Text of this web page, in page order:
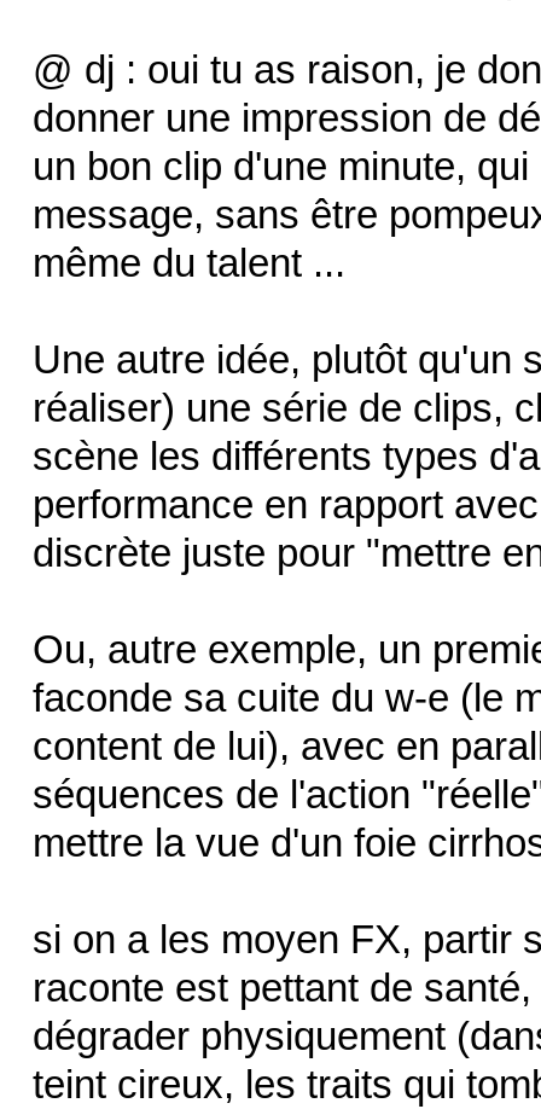
@ dj : oui tu as raison, je
donner une impression de
un bon clip d'une minute,
message, sans être
même du talent ...
Une autre idée, plutôt qu'un
réaliser) une série de clips,
scène les différents types
performance en rapport
discrète juste pour "mettre
Ou, autre exemple, un
faconde sa cuite du w-e (le
content de lui), avec en
séquences de l'action
mettre la vue d'un foie
si on a les moyen FX, partir
raconte est pettant de
dégrader physiquement
teint cireux, les traits qui